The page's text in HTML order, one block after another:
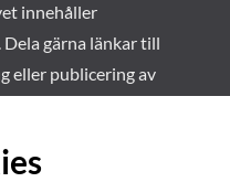
innehåller
gärna länkar till
eller publicering av